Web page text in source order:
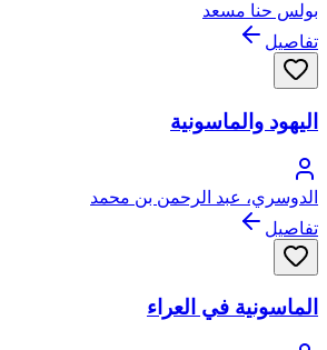
بولس حنا مسعد
تفاصيل
اليهود والماسونية
الدوسري، عبد الرحمن بن محمد
تفاصيل
الماسونية في العراء